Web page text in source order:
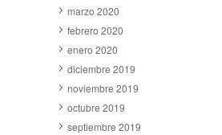
marzo 2020
febrero 2020
enero 2020
diciembre 2019
noviembre 2019
octubre 2019
septiembre 2019